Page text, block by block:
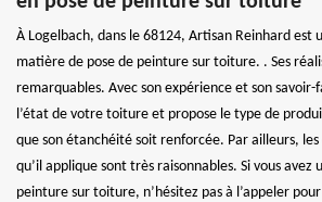
À Logelbach, dans le 68124, Artisan Reinhard est
matière de pose de peinture sur toiture. . Ses
remarquables. Avec son expérience et son savoir-
l’état de votre toiture et propose le type de
que son étanchéité soit renforcée. Par ailleurs,
qu’il applique sont très raisonnables. Si vous avez
peinture sur toiture, n’hésitez pas à l’appeler